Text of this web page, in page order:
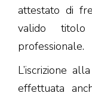
attestato di
valido titolo
professionale.
L’iscrizione
effettuata